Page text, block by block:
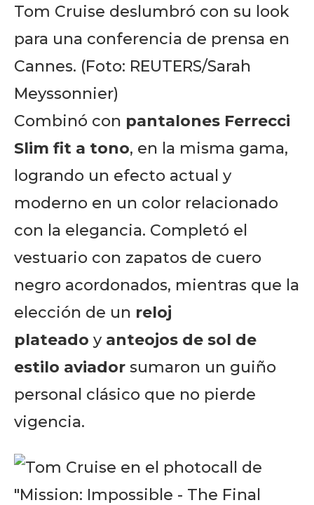
Tom Cruise deslumbró con su look
para una conferencia de prensa en
Cannes. (Foto: REUTERS/Sarah
Meyssonnier)
Combinó con pantalones Ferrecci
Slim fit a tono, en la misma gama,
logrando un efecto actual y
moderno en un color relacionado
con la elegancia. Completó el
vestuario con zapatos de cuero
negro acordonados, mientras que la
elección de un reloj
plateado y anteojos de sol de
estilo aviador sumaron un guiño
personal clásico que no pierde
vigencia.